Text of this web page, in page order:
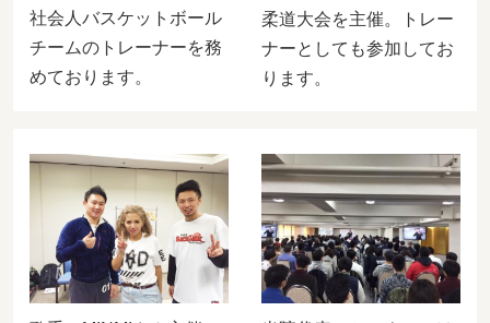
社会人バスケットボール
チームのトレーナーを務
めております。
柔道大会を主催。トレー
ナーとしても参加してお
ります。